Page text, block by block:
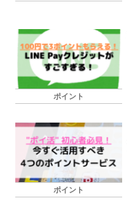
ポイント
ポイント